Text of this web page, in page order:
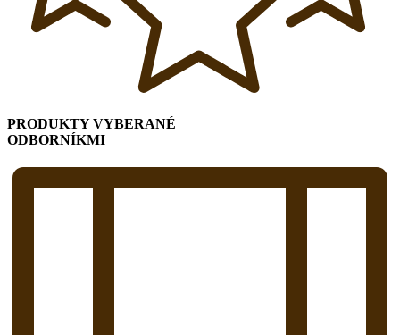
PRODUKTY VYBERANÉ
ODBORNÍKMI